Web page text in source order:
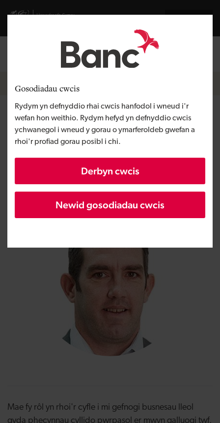
Gosodiadau cwcis
Rydym yn defnyddio rhai cwcis hanfodol i wneud i'r
wefan hon weithio. Rydym hefyd yn defnyddio cwcis
ychwanegol i wneud y gorau o ymarferoldeb gwefan a
rhoi'r profiad gorau posibl i chi.
Derbyn cwcis
Newid gosodiadau cwcis
Visit gov.wales website
Mewngofnodi
Breadcrumb
Pobl a thimau
Scott Hughes
lleol gyda phecynnau cyllido pwrpasol er mwyn
galluogi twf, creu a diogelu swyddi.
Mae fy rôl yn rhoi'r cyfle i mi gefnogi busnesau lleol
gyda phecynnau cyllido pwrpasol er mwyn galluogi twf,